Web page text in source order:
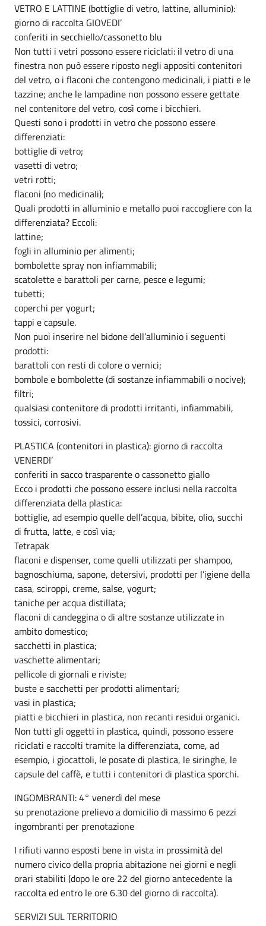
VETRO E LATTINE (bottiglie di vetro, lattine, alluminio):
giorno di raccolta GIOVEDI’
conferiti in secchiello/cassonetto blu
Non tutti i vetri possono essere riciclati: il vetro di una
finestra non può essere riposto negli appositi contenitori
del vetro, o i flaconi che contengono medicinali, i piatti e le
tazzine; anche le lampadine non possono essere gettate
nel contenitore del vetro, così come i bicchieri.
Questi sono i prodotti in vetro che possono essere
differenziati:
bottiglie di vetro;
vasetti di vetro;
vetri rotti;
flaconi (no medicinaIi);
Quali prodotti in alluminio e metallo puoi raccogliere con la
differenziata? Eccoli:
lattine;
fogli in alluminio per alimenti;
bombolette spray non infiammabili;
scatolette e barattoli per carne, pesce e legumi;
tubetti;
coperchi per yogurt;
tappi e capsule.
Non puoi inserire nel bidone dell’alluminio i seguenti
prodotti:
barattoli con resti di colore o vernici;
bombole e bombolette (di sostanze infiammabili o nocive);
filtri;
qualsiasi contenitore di prodotti irritanti, infiammabili,
tossici, corrosivi.
PLASTICA (contenitori in plastica): giorno di raccolta
VENERDI’
conferiti in sacco trasparente o cassonetto giallo
Ecco i prodotti che possono essere inclusi nella raccolta
differenziata della plastica:
bottiglie, ad esempio quelle dell’acqua, bibite, olio, succhi
di frutta, latte, e così via;
Tetrapak
flaconi e dispenser, come quelli utilizzati per shampoo,
bagnoschiuma, sapone, detersivi, prodotti per l’igiene della
casa, sciroppi, creme, salse, yogurt;
taniche per acqua distillata;
flaconi di candeggina o di altre sostanze utilizzate in
ambito domestico;
sacchetti in plastica;
vaschette alimentari;
pellicole di giornali e riviste;
buste e sacchetti per prodotti alimentari;
vasi in plastica;
piatti e bicchieri in plastica, non recanti residui organici.
Non tutti gli oggetti in plastica, quindi, possono essere
riciclati e raccolti tramite la differenziata, come, ad
esempio, i giocattoli, le posate di plastica, le siringhe, le
capsule del caffè, e tutti i contenitori di plastica sporchi.
INGOMBRANTI: 4° venerdì del mese
su prenotazione prelievo a domicilio di massimo 6 pezzi
ingombranti per prenotazione
I rifiuti vanno esposti bene in vista in prossimità del
numero civico della propria abitazione nei giorni e negli
orari stabiliti (dopo le ore 22 del giorno antecedente la
raccolta ed entro le ore 6.30 del giorno di raccolta).
SERVIZI SUL TERRITORIO